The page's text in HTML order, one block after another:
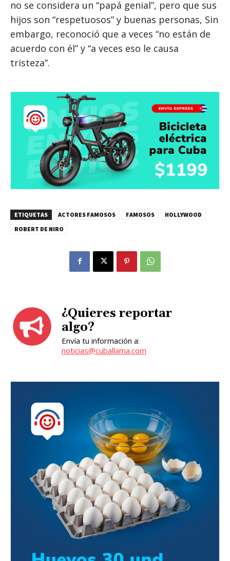
no se considera un “papá genial”, pero que sus
hijos son “respetuosos” y buenas personas, Sin
embargo, reconoció que a veces “no están de
acuerdo con él” y “a veces eso le causa
tristeza”.
ETIQUETAS ACTORES FAMOSOS FAMOSOS
HOLLYWOOD
ROBERT DE NIRO
¿Quieres reportar
algo?
Envía tu información a:
noticias@cuballama.com